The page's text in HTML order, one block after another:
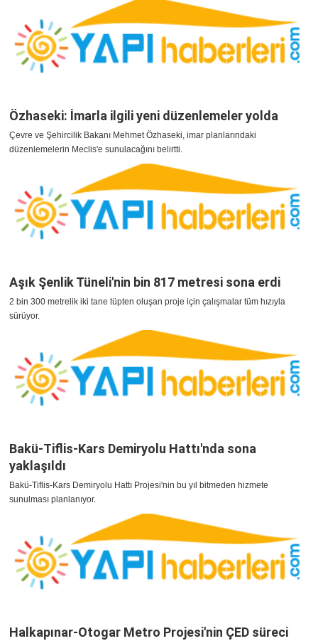
Özhaseki: İmarla ilgili yeni düzenlemeler yolda
Çevre ve Şehircilik Bakanı Mehmet Özhaseki, imar planlarındaki
düzenlemelerin Meclis'e sunulacağını belirtti.
Aşık Şenlik Tüneli'nin bin 817 metresi sona erdi
2 bin 300 metrelik iki tane tüpten oluşan proje için çalışmalar tüm hızıyla
sürüyor.
Bakü-Tiflis-Kars Demiryolu Hattı'nda sona
yaklaşıldı
Bakü-Tiflis-Kars Demiryolu Hattı Projesi'nin bu yıl bitmeden hizmete
sunulması planlanıyor.
Halkapınar-Otogar Metro Projesi'nin ÇED süreci